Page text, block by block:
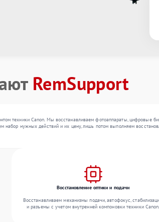
RemSupport
техники Canon. Мы восстанавливаем фотоаппараты, цифровые
нужных действий и их цену, лишь потом выполняем
Восстановление оптики и подачи
Восстанавливаем механизмы подачи, автофокус,
и разъемы с учетом внутренней компоновки техники Canon.